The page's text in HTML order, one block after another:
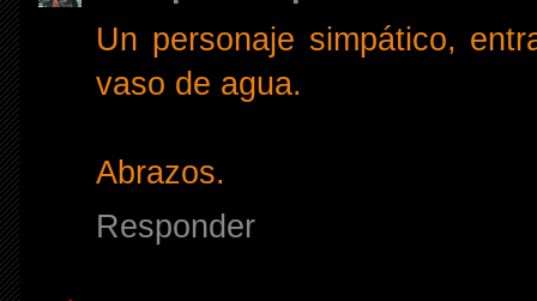
Un personaje simpático,
vaso de agua.
Abrazos.
Responder